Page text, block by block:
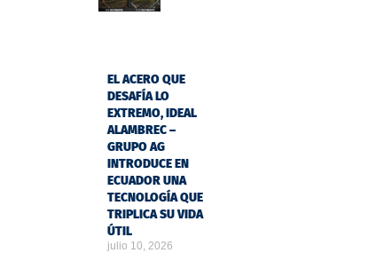
EL ACERO QUE
DESAFÍA LO
EXTREMO, IDEAL
ALAMBREC –
GRUPO AG
INTRODUCE EN
ECUADOR UNA
TECNOLOGÍA QUE
TRIPLICA SU VIDA
ÚTIL
julio 10, 2026